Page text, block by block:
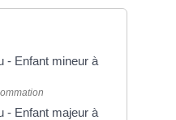
- Enfant mineur à
- Enfant majeur à